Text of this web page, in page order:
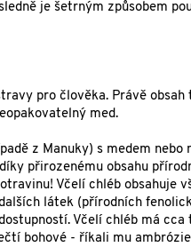
je šetrným způsobem
pro člověka. Právě
med.
z Manuky) s medem nebo
přirozenému obsahu
Včelí chléb obsahuje
látek (přírodních
Včelí chléb má
bohové - říkali mu